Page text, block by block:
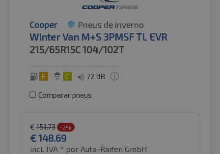
Cooper Pneus de inverno
Winter Van M+S 3PMSF TL EVR
215/65R15C104/102T
E C 72 dB
Comparar pneus
€ 151.73 -2%
€148.69
incl. IVA * por Auto-Raifen GmbH